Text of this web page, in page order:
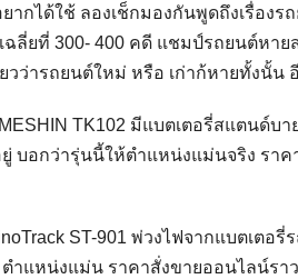
ากได้ใช้ ลองเช็กมองกันพูดถึงเรื่อง
ฉลี่ยที่ 300- 400 คดี แชมป์รถยนต์หา
วว่ารถยนต์ใหม่ หรือ เก่าก้หายทั้งนั้
TK102 มีแบตเตอรี่สแตนด์
บอกว่ารุ่นนี้ให้ตำแหน่งแม่นจริง ราค
ST-901 พ่วงไฟจากแบตเตอ
แหน่งแม่น ราคาสั่งขายออนไลน์ราว